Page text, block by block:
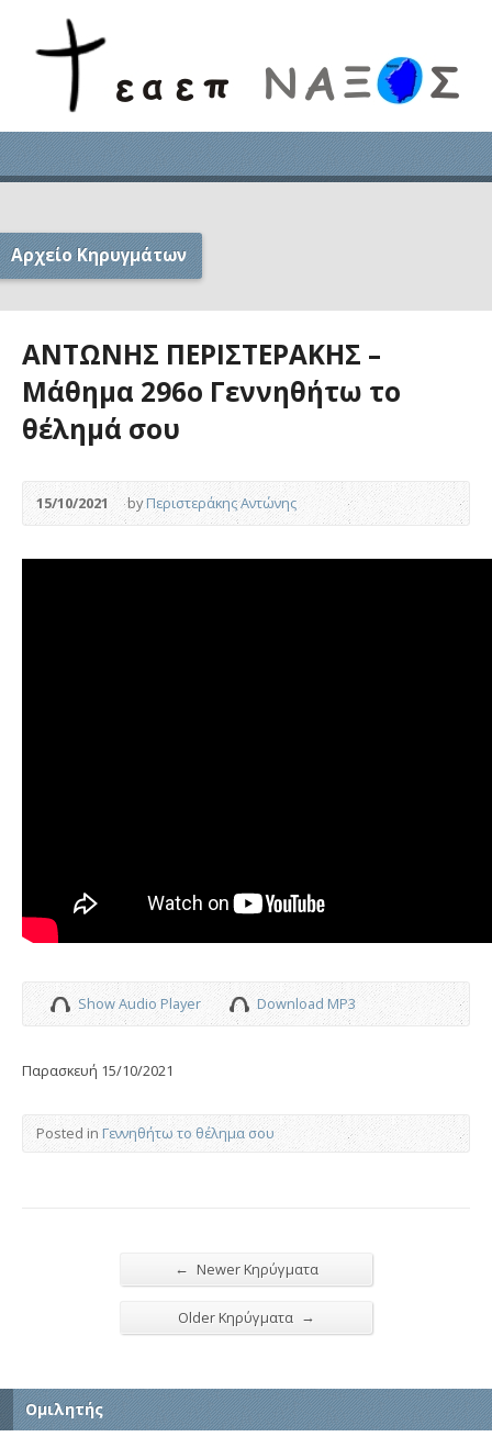
Αρχείο Κηρυγμάτων
ΑΝΤΩΝΗΣ ΠΕΡΙΣΤΕΡΑΚΗΣ –
Μάθημα 296ο Γεννηθήτω το
θέλημά σου
15/10/2021 byΠεριστεράκης Αντώνης
Show Audio Player Download MP3
Παρασκευή 15/10/2021
Posted in Γεννηθήτω το θέλημα σου
← Newer Κηρύγματα
Older Κηρύγματα →
Ομιλητής